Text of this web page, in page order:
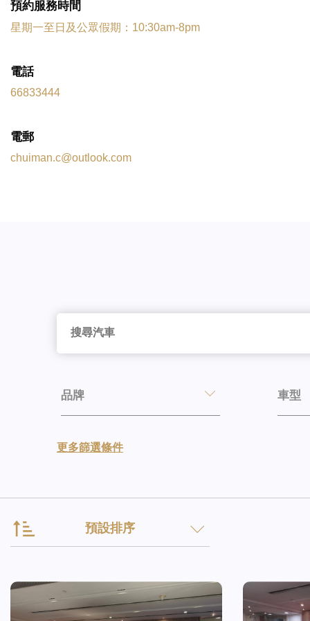
預約服務時間
星期一至日及公眾假期：10:30am-8pm
電話
66833444
電郵
chuiman.c@outlook.com
品牌 車型
更多篩選條件
預設排序